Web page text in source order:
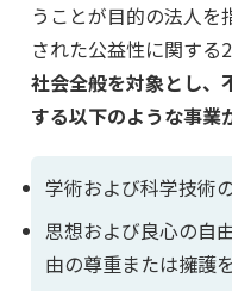
うことが目的の法人を
された公益性に関する
社会全般を対象とし、
する以下のような事業
学術および科学技術
思想および良心の自
由の尊重または擁護